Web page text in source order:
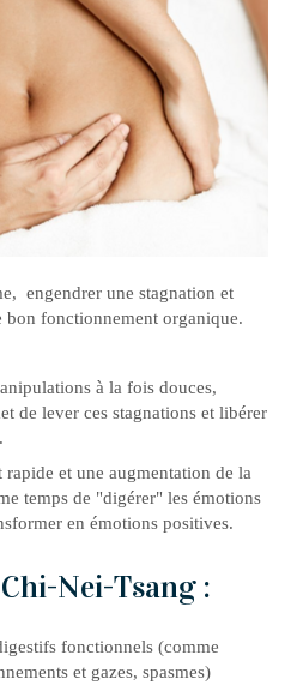
engendrer une stagnation et
fonctionnement organique.
à la fois douces,
de lever ces stagnations et libérer
et une augmentation de la
temps de "digérer" les émotions
en émotions positives.
Nei-Tsang :
fonctionnels (comme
et gazes, spasmes)